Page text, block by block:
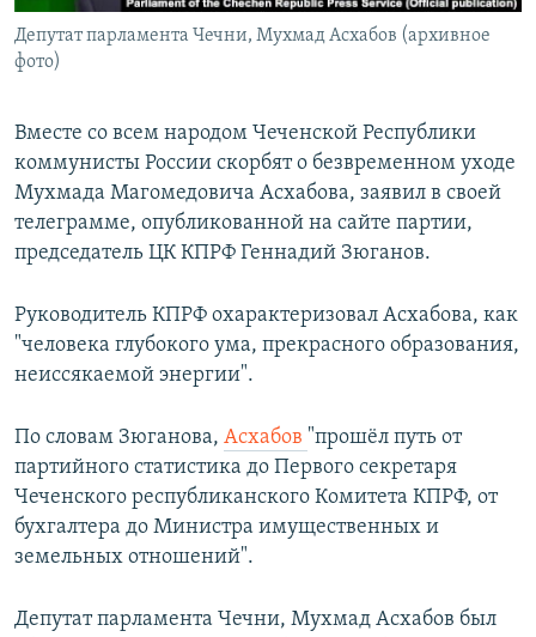
Все сайты РСЕ/РС
Депутат парламента Чечни, Мухмад Асхабов (архивное
фото)
Вместе со всем народом Чеченской Республики
коммунисты России скорбят о безвременном уходе
Мухмада Магомедовича Асхабова, заявил в своей
телеграмме, опубликованной на сайте партии,
председатель ЦК КПРФ Геннадий Зюганов.
Руководитель КПРФ охарактеризовал Асхабова, как
"человека глубокого ума, прекрасного образования,
неиссякаемой энергии".
По словам Зюганова, Асхабов "прошёл путь от
партийного статистика до Первого секретаря
Чеченского республиканского Комитета КПРФ, от
бухгалтера до Министра имущественных и
земельных отношений".
Депутат парламента Чечни, Мухмад Асхабов был